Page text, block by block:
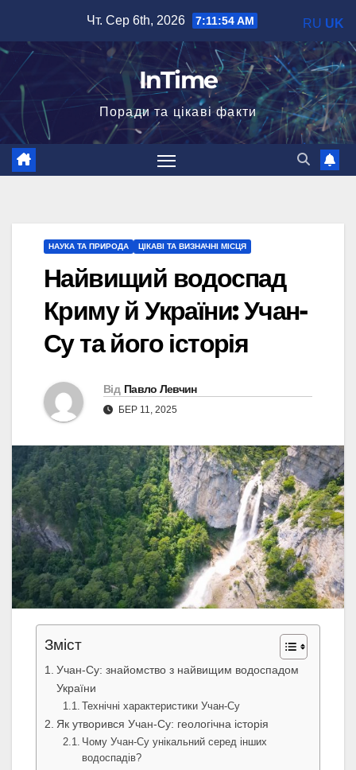
вмісту
Чт. Сер 6th, 2026 7:11:55 AM
InTime
Поради та цікаві факти
НАУКА ТА ПРИРОДА ЦІКАВІ ТА ВИЗНАЧНІ МІСЦЯ
Найвищий водоспад
Криму й України: Учан-
Су та його історія
Від Павло Левчин
БЕР 11, 2025
Зміст
Учан-Су: знайомство з найвищим водоспадом
України
Технічні характеристики Учан-Су
Як утворився Учан-Су: геологічна історія
Чому Учан-Су унікальний серед інших
водоспадів?
RU UK